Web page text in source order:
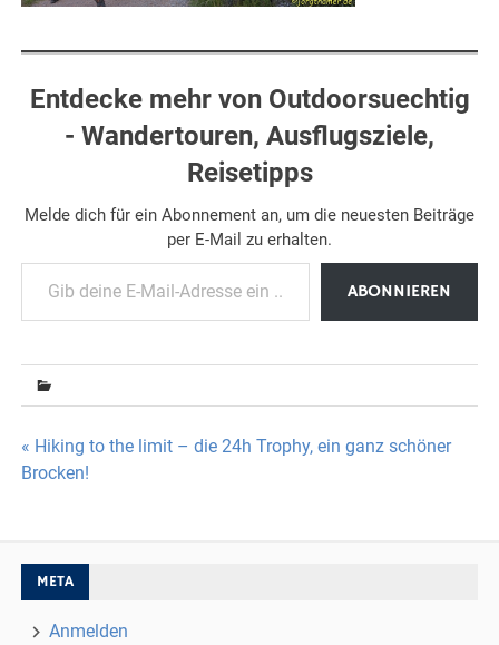
Entdecke mehr von Outdoorsuechtig
- Wandertouren, Ausflugsziele,
Reisetipps
Melde dich für ein Abonnement an, um die neuesten Beiträge
per E-Mail zu erhalten.
Gib deine E-Mail-Adresse ein ...
ABONNIEREN
Beitragsnavigation
« Hiking to the limit – die 24h Trophy, ein ganz schöner
Brocken!
META
Anmelden